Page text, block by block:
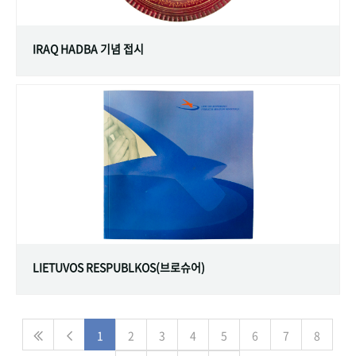
IRAQ HADBA 기념 접시
LIETUVOS RESPUBLKOS(브로슈어)
1 2 3 4 5 6 7 8